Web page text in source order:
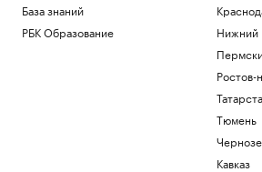
База знаний
РБК Образование
Нижний
Ростов-
Тюмень
Кавказ